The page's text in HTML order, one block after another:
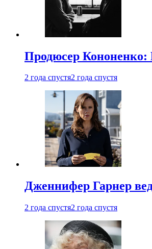
Продюсер Кононенко:
2 года спустя2 года спустя
Дженнифер Гарнер
2 года спустя2 года спустя